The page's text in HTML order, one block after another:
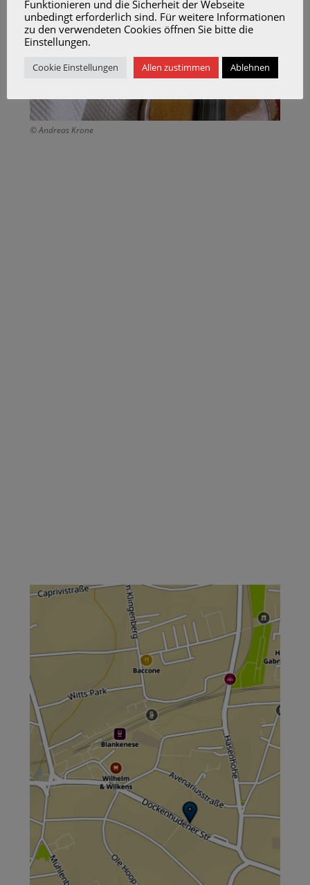
© Andreas Krone
Funktionieren und die Sicherheit der Webseite
unbedingt erforderlich sind. Für weitere Informationen
zu den verwendeten Cookies öffnen Sie bitte die
Einstellungen.
Cookie Einstellungen Allen zustimmen Ablehnen